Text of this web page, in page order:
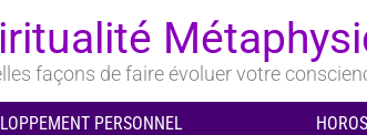
façons de faire évoluer votre
PERSONNEL